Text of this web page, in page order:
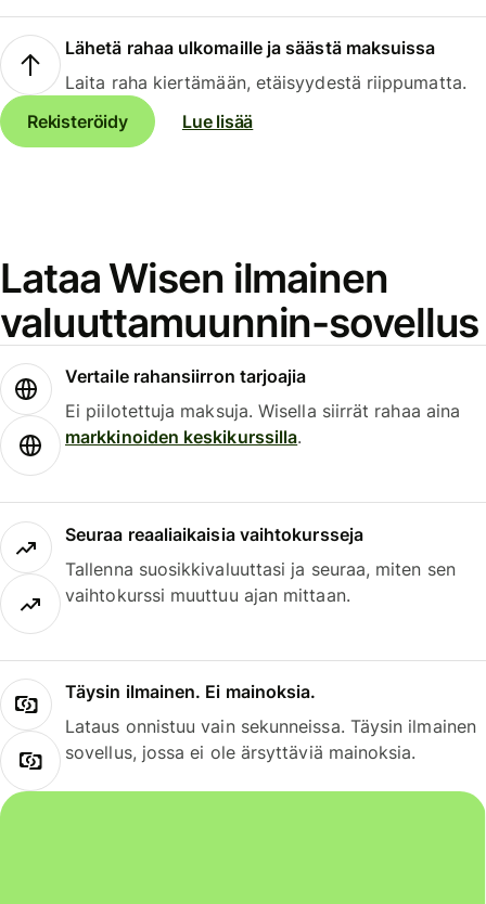
Lähetä rahaa ulkomaille ja säästä maksuissa
Laita raha kiertämään, etäisyydestä riippumatta.
Rekisteröidy
Lue lisää
Lataa Wisen ilmainen
valuuttamuunnin-sovellus
Vertaile rahansiirron tarjoajia
Ei piilotettuja maksuja. Wisella siirrät rahaa aina
markkinoiden keskikurssilla.
Seuraa reaaliaikaisia vaihtokursseja
Tallenna suosikkivaluuttasi ja seuraa, miten sen
vaihtokurssi muuttuu ajan mittaan.
Täysin ilmainen. Ei mainoksia.
Lataus onnistuu vain sekunneissa. Täysin ilmainen
sovellus, jossa ei ole ärsyttäviä mainoksia.